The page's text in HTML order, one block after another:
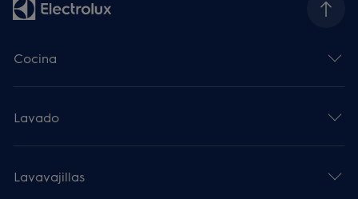
Cocina
Lavado
Lavavajillas